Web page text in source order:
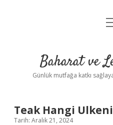
Baharat ve
Günlük mutfağa katkı
Teak Hangi
Tarih: Aralık 21, 2024